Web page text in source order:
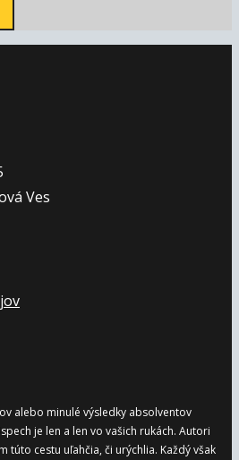
Ves
alebo minulé výsledky absolventov
je len a len vo vašich rukách. Autori
túto cestu uľahčia, či urýchlia. Každý však